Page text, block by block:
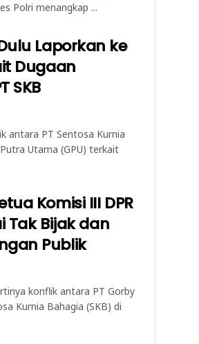
Polri menangkap ...
Laporkan ke
Dugaan
SKB
antara PT Sentosa Kurnia
Utama (GPU) terkait
Komisi III DPR
Tak Bijak dan
Publik
konflik antara PT Gorby
Kurnia Bahagia (SKB) di